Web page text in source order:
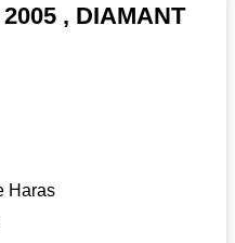
, DIAMANT
Haras